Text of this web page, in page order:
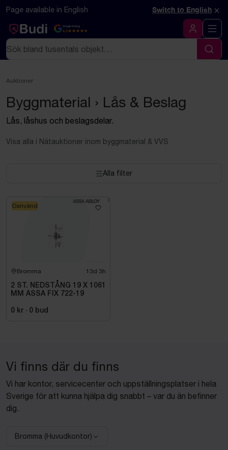
Hoppa till innehåll
Textbaserad (markdown) version av denna sida
Page available in English Switch to English ×
Google Rating
4.5
Logga in
Sök
Sök
Auktioner
Byggmaterial › Lås & Beslag
Lås, låshus och beslagsdelar.
Visa alla i Nätauktioner inom byggmaterial & VVS
Alla filter
Bromma 13d 3h
2 ST. NEDSTÅNG 19 X 1061
MM ASSA FIX 722-19
0 kr · 0 bud
Oanvänd
Vi finns där du finns
Vi har kontor, servicecenter och uppställningsplatser i hela
Sverige för att kunna hjälpa dig snabbt – var du än befinner
dig.
Välj anläggning:
Bromma (Huvudkontor)